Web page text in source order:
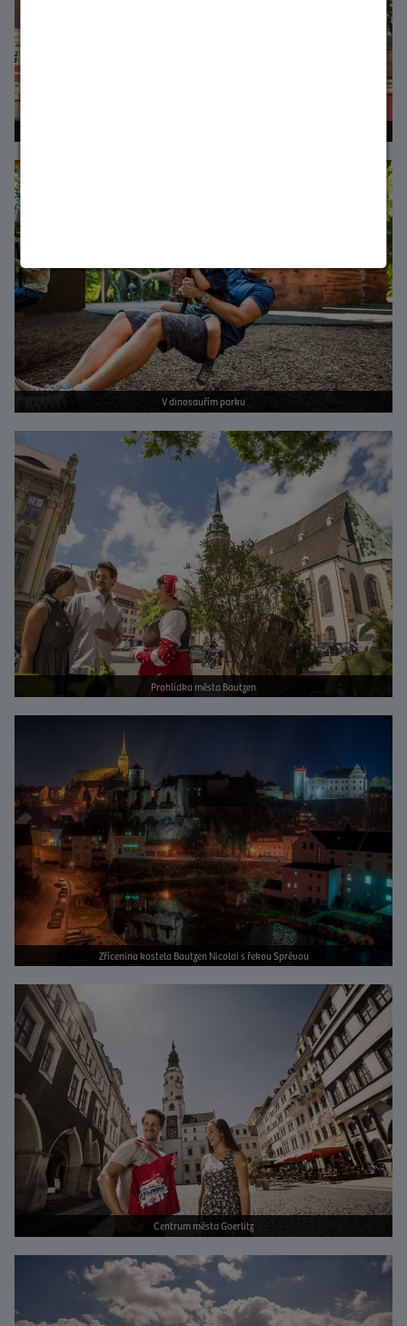
Bild vergrößern
V dinosauřím parku
Bild vergrößern
Prohlídka města Bautzen
Zřícenina kostela Bautzen Nicolai s řekou Sprévou
Bild vergrößern
Centrum města Goerlitz
Bild vergrößern